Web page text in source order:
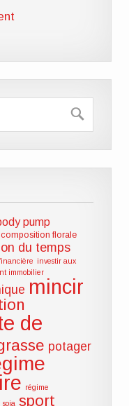
pump
composition florale
du temps
investir aux
immobilier
mincir
de
potager
régime
soja sport